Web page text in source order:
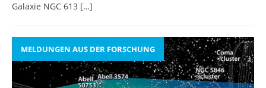
Galaxie NGC 613 […]
MELDUNGEN AUS DER FORSCHUNG